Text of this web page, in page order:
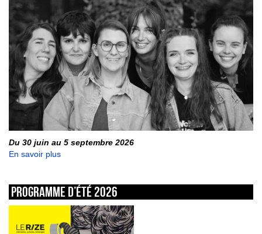
Du 30 juin au 5 septembre 2026
En savoir plus
Programme d’été 2026